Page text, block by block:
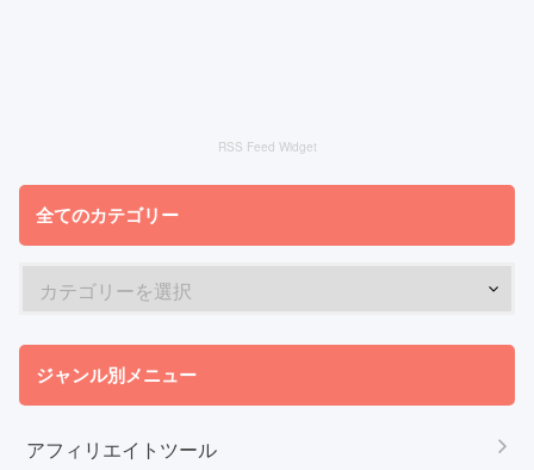
RSS Feed Widget
全てのカテゴリー
ジャンル別メニュー
アフィリエイトツール